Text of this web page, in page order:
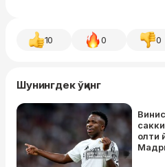
10 0 0
Шунингдек ўқинг
олти